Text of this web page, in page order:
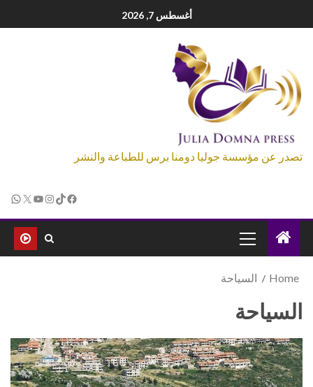
أغسطس 7, 2026
تصدر عن مؤسسة جوليا دومنا برس للطباعة والنشر
Home السياحة
السياحة